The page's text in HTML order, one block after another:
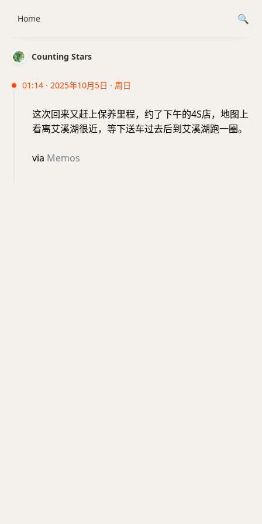
Counting Stars
01:14 · 2025年10月5日 · 周日
这次回来又赶上保养里程，约了下午的4S店，地图上
看离艾溪湖很近，等下送车过去后到艾溪湖跑一圈。
via Memos
Home